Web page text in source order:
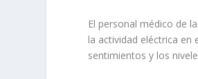
El personal médico de
la actividad eléctrica
sentimientos y los